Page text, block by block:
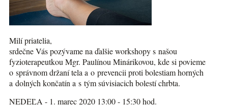
Milí priatelia,
srdečne Vás pozývame na ďalšie workshopy s našou
fyzioterapeutkou Mgr. Paulínou Minárikovou, kde si povieme
o správnom držaní tela a o prevencii proti bolestiam horných
a dolných končatín a s tým súvisiacich bolestí chrbta.
NEDEĽA - 1. marec 2020 13:00 - 15:30 hod.